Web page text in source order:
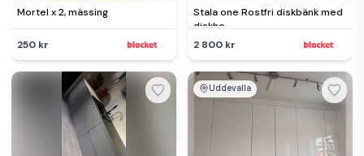
Mortel x 2, mässing
250 kr
Stala one Rostfri diskbänk med
diskho
2 800 kr
Uddevalla